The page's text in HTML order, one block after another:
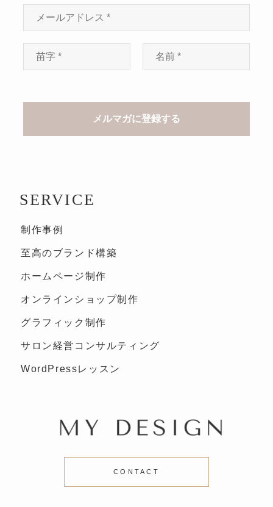
SERVICE
制作事例
至高のブランド構築
ホームページ制作
オンラインショップ制作
グラフィック制作
サロン経営コンサルティング
WordPressレッスン
CONTACT